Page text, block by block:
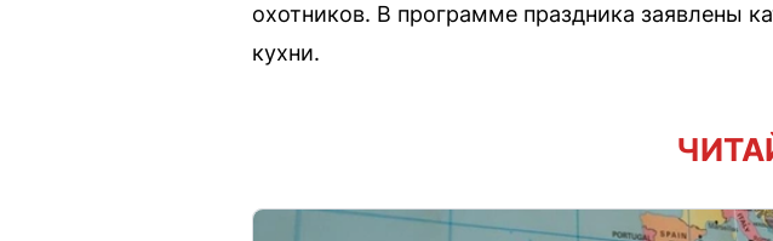
охотников. В программе праздника заявлены
кухни.